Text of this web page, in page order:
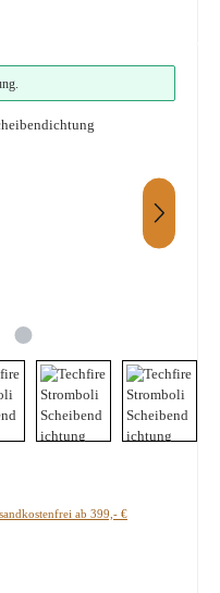
ab 399,- €